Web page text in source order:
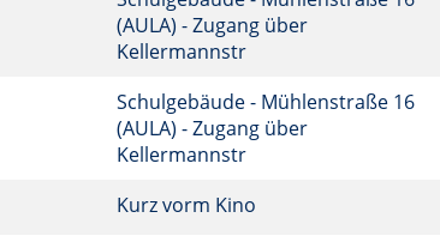
(AULA) - Zugang über
Kellermannstr
Schulgebäude - Mühlenstraße 16
(AULA) - Zugang über
Kellermannstr
Kurz vorm Kino